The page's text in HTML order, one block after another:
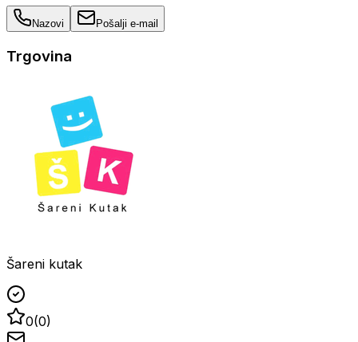
Nazovi Pošalji e-mail
Trgovina
Šareni kutak
0(0)